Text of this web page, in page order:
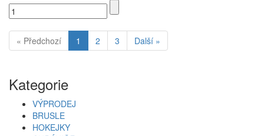
« Předchozí 1 2 3 Další »
Kategorie
VÝPRODEJ
BRUSLE
HOKEJKY